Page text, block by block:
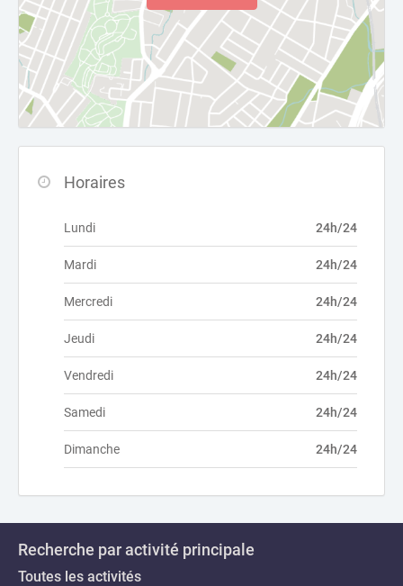
Horaires
Lundi 24h/24
Mardi 24h/24
Mercredi 24h/24
Jeudi 24h/24
Vendredi 24h/24
Samedi 24h/24
Dimanche 24h/24
Recherche par activité principale
Toutes les activités